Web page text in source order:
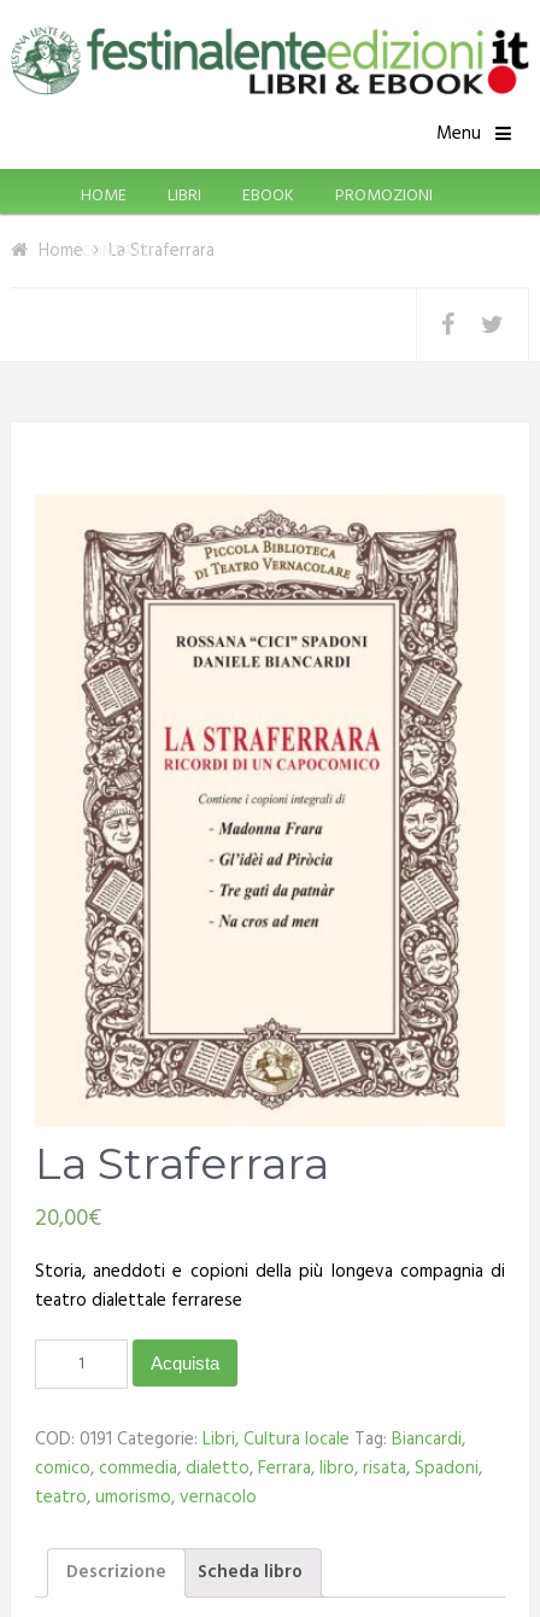
Menu
HOME LIBRI EBOOK
PROMOZIONI
CONTATTI
Home La Straferrara
La Straferrara
20,00€
Storia, aneddoti e copioni della più longeva compagnia di
teatro dialettale ferrarese
Acquista
COD: 0191 Categorie: Libri,Cultura locale Tag: Biancardi,
comico,commedia,dialetto,Ferrara,libro,risata,Spadoni,
teatro,umorismo,vernacolo
Descrizione Scheda libro